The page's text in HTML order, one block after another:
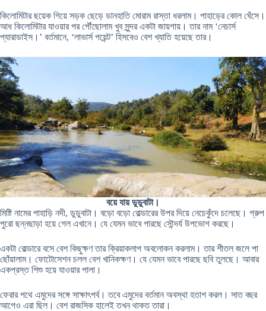
কিলোমিটার ছয়েক গিয়ে সড়ক ছেড়ে ডানহাতি মোরাম রাস্তা ধরলাম। পাহাড়ের কোল ঘেঁসে।
আধ কিলোমিটার যাওয়ার পর পৌঁছোলাম খুব সুন্দর একটা জায়গায়। তার নাম ‘নেচার্স
প্যারাডাইস।’ বর্তমানে, ‘লাভার্স পয়েন্ট’ হিসবেও বেশ খ্যাতি হয়েছে তার।
বয়ে যায় ডুডুবাটা।
মিষ্টি নামের পাহাড়ি নদী, ডুডুবাটা। বড়ো বড়ো বোল্ডারের উপর দিয়ে নেচেকুঁদে চলেছে। গ্রুপ
পুরো ছন্নছাড়া হয়ে গেল এখানে। যে যেমন ভাবে পারছে সৌন্দর্য উপভোগ করছে।
একটা বোল্ডারে বসে বেশ কিছুক্ষণ তার ক্রিয়াকলাপ অবলোকন করলাম। তার শীতল জলে পা
ছোঁয়ালাম। ফোটোসেশন চলল বেশ খানিকক্ষণ। যে যেমন ভাবে পারছে ছবি তুলছে। আবার
একপ্রস্ত শিশু হয়ে যাওয়ার পালা।
ফেরার পথে এমুদের সঙ্গে সাক্ষাৎপর্ব। তবে এমুদের বর্তমান অবস্থা হতাশ করল। সাত বছর
আগেও এরা ছিল। বেশ রাজসিক হালেই তখন থাকত তারা।